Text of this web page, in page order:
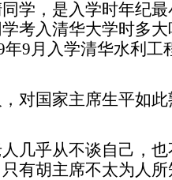
学，是入学时年纪
考入清华大学时多
年9 月入学清华水利工
对国家主席生平如
几乎从不谈自己，
有胡主席不太为人